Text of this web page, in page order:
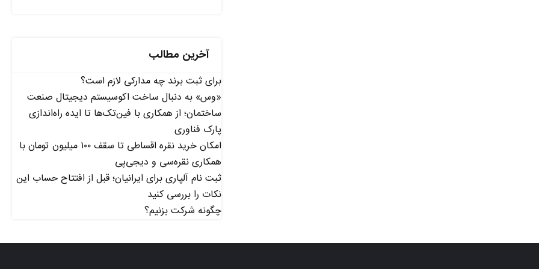
آخرین مطالب
برای ثبت برند چه مدارکی لازم است؟
«وس» به دنبال ساخت اکوسیستم دیجیتال صنعت
ساختمان؛ از همکاری با فین‌تک‌ها تا ایده راه‌اندازی
پارک فناوری
امکان خرید نقره اقساطی تا سقف ۱۰۰ میلیون تومان با
همکاری نقره‌سی و دیجی‌پی
ثبت نام آلپاری برای ایرانیان؛ قبل از افتتاح حساب این
نکات را بررسی کنید
چگونه شرکت بزنیم؟